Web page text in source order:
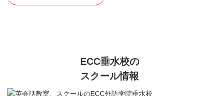
ECC垂水校の
スクール情報